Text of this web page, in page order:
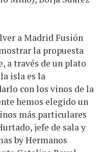
a Madrid Fusión
la propuesta
a través de un plato
isla es la
con los vinos de la
hemos elegido un
más particulares
jefe de sala y
by Hermanos